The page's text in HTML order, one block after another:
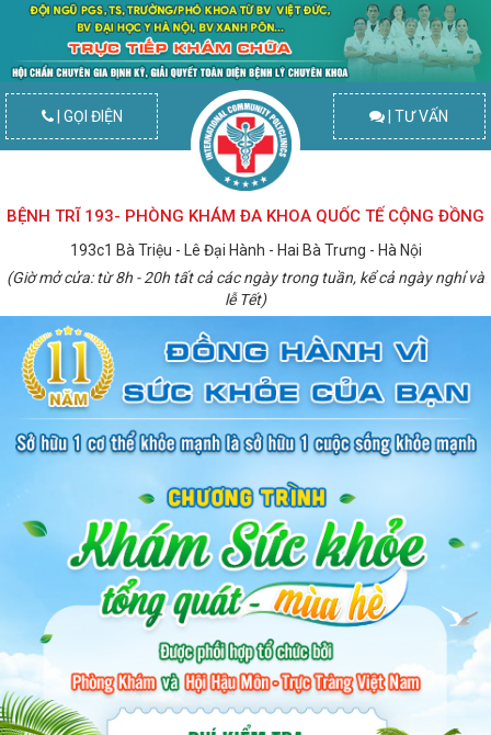
| GỌI ĐIỆN | TƯ VẤN
BỆNH TRĨ 193- PHÒNG KHÁM ĐA KHOA QUỐC TẾ CỘNG ĐỒNG
193c1 Bà Triệu - Lê Đại Hành - Hai Bà Trưng - Hà Nội
(Giờ mở cửa: từ 8h - 20h tất cả các ngày trong tuần, kể cả ngày nghỉ và
lễ Tết)